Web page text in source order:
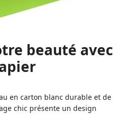
beauté avec
en carton blanc durable et de
chic présente un design